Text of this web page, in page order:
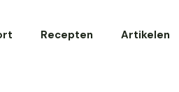
Recepten Artikelen